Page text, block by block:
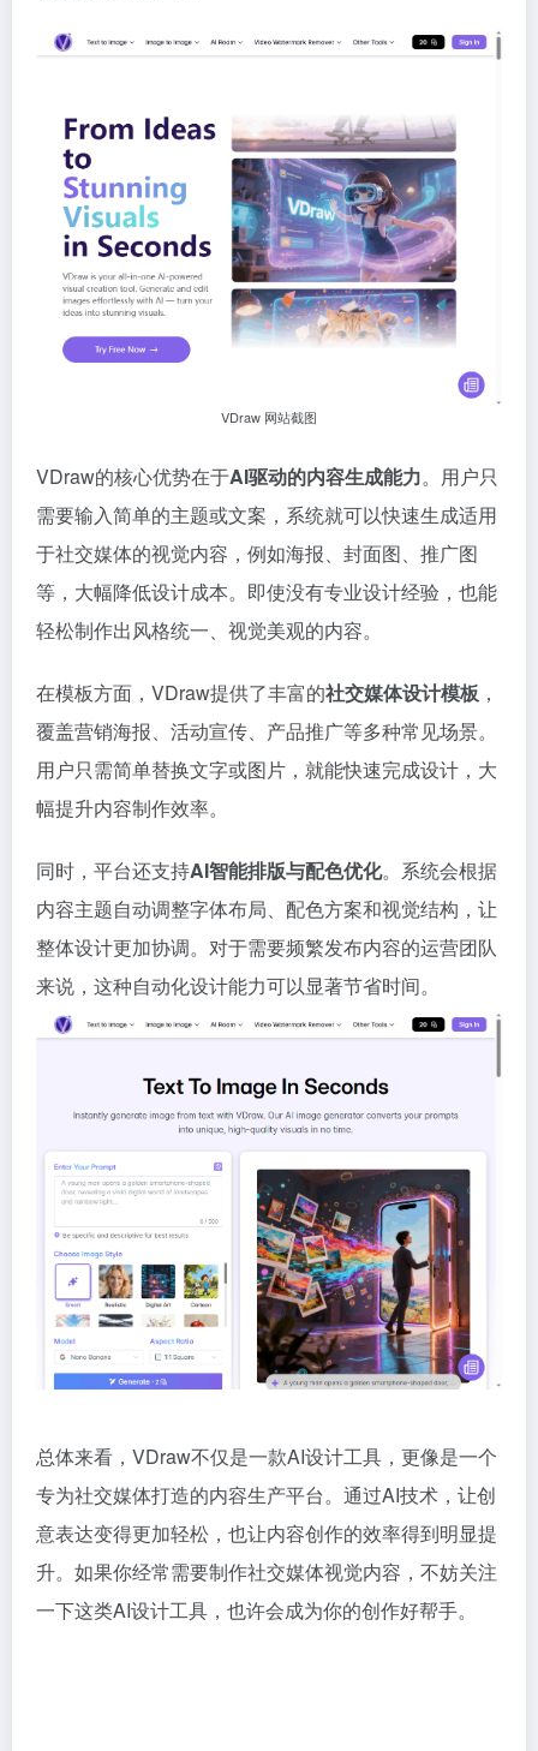
VDraw 网站截图
VDraw的核心优势在于AI驱动的内容生成能力。用户只
需要输入简单的主题或文案，系统就可以快速生成适用
于社交媒体的视觉内容，例如海报、封面图、推广图
等，大幅降低设计成本。即使没有专业设计经验，也能
轻松制作出风格统一、视觉美观的内容。
在模板方面，VDraw提供了丰富的社交媒体设计模板 ，
覆盖营销海报、活动宣传、产品推广等多种常见场景。
用户只需简单替换文字或图片，就能快速完成设计，大
幅提升内容制作效率。
同时，平台还支持AI智能排版与配色优化。系统会根据
内容主题自动调整字体布局、配色方案和视觉结构，让
整体设计更加协调。对于需要频繁发布内容的运营团队
来说，这种自动化设计能力可以显著节省时间。
总体来看，VDraw不仅是一款AI设计工具，更像是一个
专为社交媒体打造的内容生产平台。通过AI技术，让创
意表达变得更加轻松，也让内容创作的效率得到明显提
升。如果你经常需要制作社交媒体视觉内容，不妨关注
一下这类AI设计工具，也许会成为你的创作好帮手。